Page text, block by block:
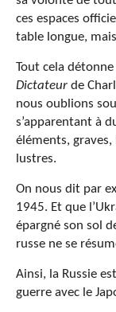
ces espaces
table longue,
Tout cela
Dictateur de
nous oublions
s’apparentant à
éléments,
lustres.
On nous dit par
1945. Et que
épargné son sol
russe ne se
Ainsi, la Russie
guerre avec le